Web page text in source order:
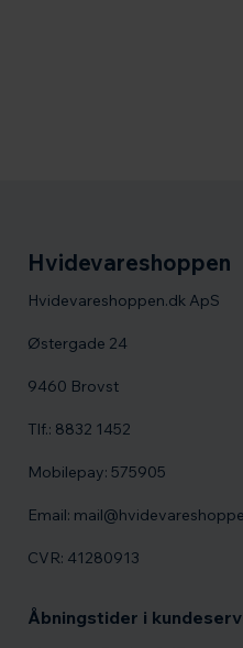
Hvidevareshoppen
Hvidevareshoppen.dk ApS
Østergade 24
9460 Brovst
Tlf.: 8832 1452
Mobilepay: 575905
Email:
CVR: 41280913
Åbningstider i